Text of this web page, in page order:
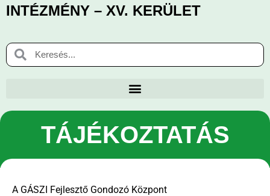
INTÉZMÉNY – XV. KERÜLET
TÁJÉKOZTATÁS
A GÁSZI Fejlesztő Gondozó Központ